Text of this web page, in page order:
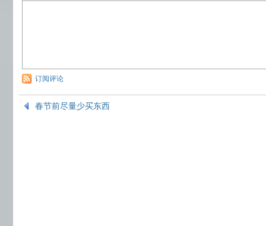
订阅评论
春节前尽量少买东西